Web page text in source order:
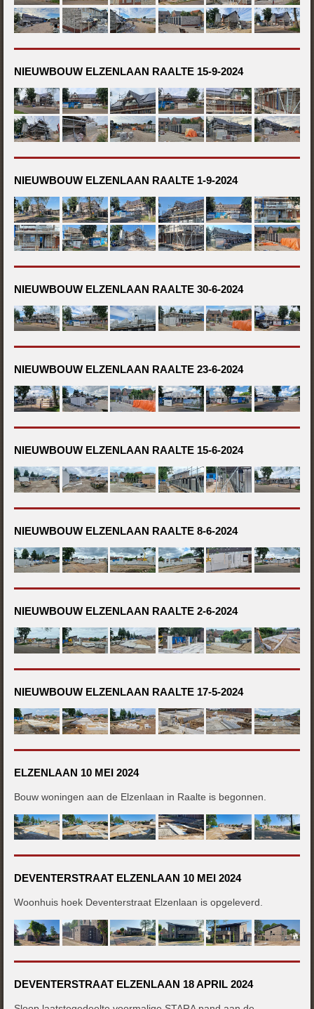
NIEUWBOUW ELZENLAAN RAALTE 15-9-2024
NIEUWBOUW ELZENLAAN RAALTE 1-9-2024
NIEUWBOUW ELZENLAAN RAALTE 30-6-2024
NIEUWBOUW ELZENLAAN RAALTE 23-6-2024
NIEUWBOUW ELZENLAAN RAALTE 15-6-2024
NIEUWBOUW ELZENLAAN RAALTE 8-6-2024
NIEUWBOUW ELZENLAAN RAALTE 2-6-2024
NIEUWBOUW ELZENLAAN RAALTE 17-5-2024
ELZENLAAN 10 MEI 2024
Bouw woningen aan de Elzenlaan in Raalte is begonnen.
DEVENTERSTRAAT ELZENLAAN 10 MEI 2024
Woonhuis hoek Deventerstraat Elzenlaan is opgeleverd.
DEVENTERSTRAAT ELZENLAAN 18 APRIL 2024